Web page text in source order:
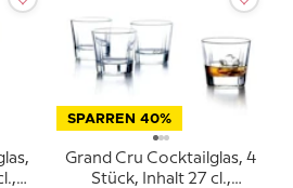
SPARREN 40%
Grand Cru Cocktailglas, 4
Stück, Inhalt 27 cl.,